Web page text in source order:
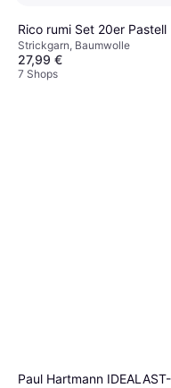
Rico rumi Set 20er Pastell
Strickgarn, Baumwolle
27,99 €
7 Shops
Paul Hartmann IDEALAST-